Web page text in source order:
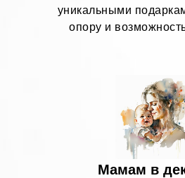
уникальными
опору и
Мамам в